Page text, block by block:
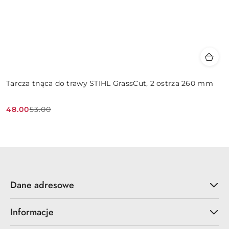
Tarcza tnąca do trawy STIHL GrassCut, 2 ostrza 260 mm
Cena
48.00
Cena
53.00
Dane adresowe
Informacje